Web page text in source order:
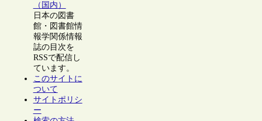
（国内）
日本の図書
館・図書館情
報学関係情報
誌の目次を
RSSで配信し
ています。
このサイトに
ついて
サイトポリシ
ー